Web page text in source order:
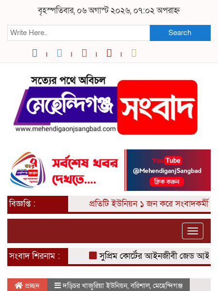
বৃহস্পতিবার, ০৬ অগাস্ট ২০২৬, ০৭:০২ অপরাহ্ন
Search
বিজ্ঞপ্তি : প্রতিটি ইউনিয়ন ১ জন করে সংবাদকর্মী
Toggle
সংবাদ শিরনাম :
সুপ্রিম কোর্টের আইনজীবী জেড আই খান
প্রচ্ছদ দড়িচর খাজুরিয়া ইউনিয়ন,বরিশাল, মেহেন্দিগঞ্জ